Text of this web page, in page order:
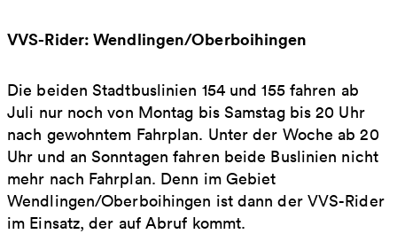
VVS-Rider: Wendlingen/Oberboihingen
Die beiden Stadtbuslinien 154 und 155 fahren ab
Juli nur noch von Montag bis Samstag bis 20 Uhr
nach gewohntem Fahrplan. Unter der Woche ab 20
Uhr und an Sonntagen fahren beide Buslinien nicht
mehr nach Fahrplan. Denn im Gebiet
Wendlingen/Oberboihingen ist dann der VVS-Rider
im Einsatz, der auf Abruf kommt.